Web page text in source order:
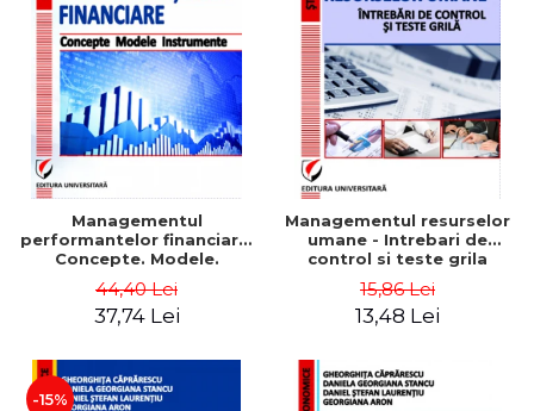
Managementul
performantelor financiare.
Concepte. Modele.
44,40 Lei
37,74 Lei
Managementul resurselor
umane - Intrebari de
control si teste grila
15,86 Lei
13,48 Lei
-15%